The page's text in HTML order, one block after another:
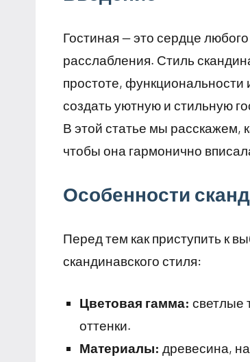
Гостиная — это сердце
расслабления. Стиль
простоте,
создать уютную и стильную
В этой статье мы расскажем,
чтобы она гармонично
Особенности
Перед тем как приступить к
скандинавского стиля:
Цветовая гамма: светлые
оттенки.
Материалы: древесина,